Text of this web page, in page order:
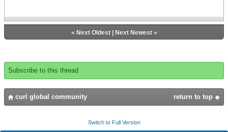
{get-String 'a' asa char},
{get-String false asa bool},
{get-String "String"},
}},
{get-String {CTimestamp.value-of
"2013-01-01 10:10:10" }},
{get-String {BigDecimal.from-
String "2013" }}
constructor "from-" & from-type-name} then
{return {cns.new}}
}
}
« Next Oldest| Next Newest»
Subscribe to this thread
return to top
curl global community
Switch to Full Version